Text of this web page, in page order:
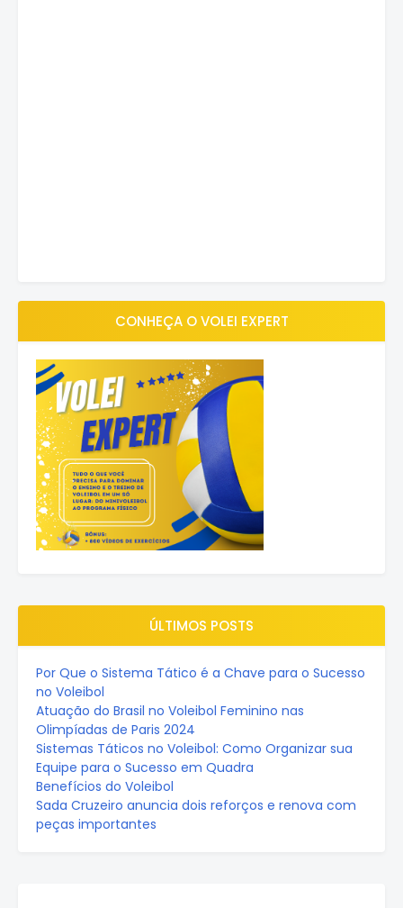
CONHEÇA O VOLEI EXPERT
ÚLTIMOS POSTS
Por Que o Sistema Tático é a Chave para o Sucesso
no Voleibol
Atuação do Brasil no Voleibol Feminino nas
Olimpíadas de Paris 2024
Sistemas Táticos no Voleibol: Como Organizar sua
Equipe para o Sucesso em Quadra
Benefícios do Voleibol
Sada Cruzeiro anuncia dois reforços e renova com
peças importantes